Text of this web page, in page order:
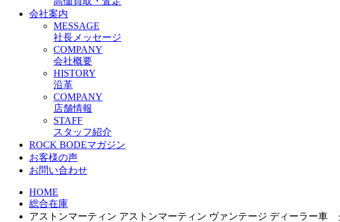
会社案内
MESSAGE
社長メッセージ
COMPANY
会社概要
HISTORY
沿革
COMPANY
店舗情報
STAFF
スタッフ紹介
ROCK BODEマガジン
お客様の声
お問い合わせ
HOME
総合在庫
アストンマーティン アストンマーティン ヴァンテージ ディーラー